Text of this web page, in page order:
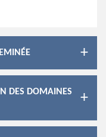
DES DOMAINES